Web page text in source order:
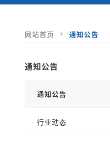
网站首页 通知公告
通知公告
通知公告
行业动态